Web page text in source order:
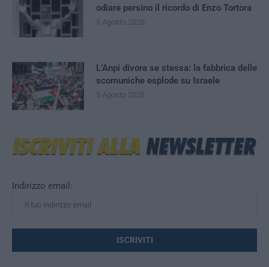
Indirizzo email:
odiare persino il ricordo di Enzo Tortora
5 Agosto 2026
L’Anpi divora se stessa: la fabbrica delle
scomuniche esplode su Israele
5 Agosto 2026